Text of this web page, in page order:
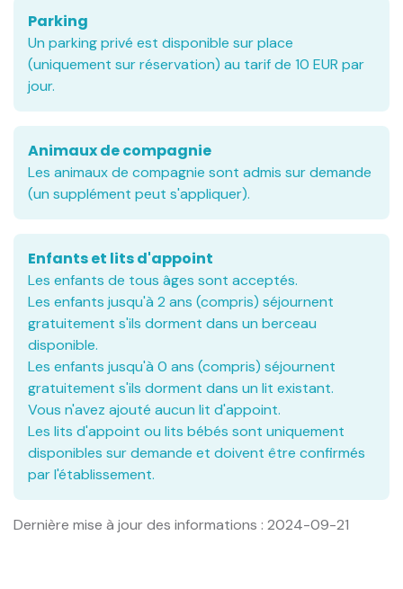
Parking
Un parking privé est disponible sur place
(uniquement sur réservation) au tarif de 10 EUR par
jour.
Animaux de compagnie
Les animaux de compagnie sont admis sur demande
(un supplément peut s'appliquer).
Enfants et lits d'appoint
Les enfants de tous âges sont acceptés.
Les enfants jusqu'à 2 ans (compris) séjournent
gratuitement s'ils dorment dans un berceau
disponible.
Les enfants jusqu'à 0 ans (compris) séjournent
gratuitement s'ils dorment dans un lit existant.
Vous n'avez ajouté aucun lit d'appoint.
Les lits d'appoint ou lits bébés sont uniquement
disponibles sur demande et doivent être confirmés
par l'établissement.
Dernière mise à jour des informations : 2024-09-21